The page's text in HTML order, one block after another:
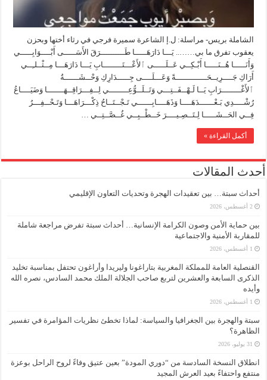
الشاملة بريس- مراسلة: ل.إ الشاعرة سميرة فرجي في رثاء أختها وبحزن
يعقوب تفرق ما بي…….. يَـــا دَارَهَـــــا طَــــــــــرَقَ الأَسَـــــى أَبْــــوَابِـــــي
وَأَنَـــــا هُــنَـــــا أَبْـكِــي عَــلَـــــى ٱلأَعْـــتَــــــــابِ يَـــا دَارَهَـــا مِــثْــلـِــي
أَرَاكِ جَــــرِيــحَـــــــــــــةً وَعَـــلَــــى جِـــــدَارِكِ وَحْــشَــــــةُ
ٱلأَغْــــــــرَابِ يَــا لَـهْــفَــتِـــي وَتَــلَــوُّعِــــــــي لِــفِـــرَاقِــهَـــــــا وَضَيَــــاعُ
رُشْــــدِي بَـعْــــــدَهَــــا وَذَهَــــابِــــــي تَـجْــتَــاحُ ذِكْـــرَاهَـــا وَتَـحْــفِـــرُ
فِــي الحَــشَـــــا لِـتَــصِـيــــرَ خَــطْــبِــي غُــصَّــتِــي …
أكمل القراءة »
أحدث المقالات
أحداث سبتة… بين تعقيدات الهجرة وتحديات التعاون الإقليمي
2 أغسطس، 2026
بين حماية الأمن وصون الكرامة الإنسانية… أحداث سبتة تفرض مراجعة شاملة
للمقاربة الأمنية والاجتماعية
1 أغسطس، 2026
القنصلية العامة للمملكة المغربية بتاراغونا وليريدا وأراغون تحتفل بمناسبة تخليد
الذكرى السابعة والعشرين لتربع صاحب الجلالة الملك محمد السادس، نصره الله
وأيده
1 أغسطس، 2026
سبتة والهجرة بين الجغرافيا والسياسة: لماذا تخطئ نظريات المؤامرة في تفسير
الظاهرة؟
31 يوليو، 2026
انطلاق النسخة السادسة من “دوري المودة” بعين عتيق وفاءً لروح الراحل بوعزة
منتفع واحتفاءً بعيد العرش المجيد